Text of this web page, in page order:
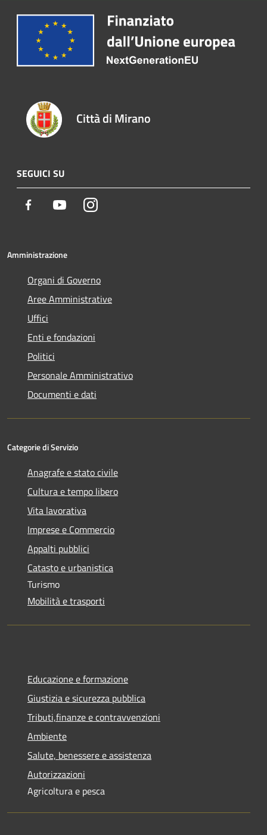
Città di Mirano
SEGUICI SU
Facebook YoutubeInstagram
Amministrazione
Organi di Governo
Aree Amministrative
Uffici
Enti e fondazioni
Politici
Personale Amministrativo
Documenti e dati
Categorie di Servizio
Anagrafe e stato civile
Cultura e tempo libero
Vita lavorativa
Imprese e Commercio
Appalti pubblici
Catasto e urbanistica
Turismo
Mobilità e trasporti
Educazione e formazione
Giustizia e sicurezza pubblica
Tributi,finanze e contravvenzioni
Ambiente
Salute, benessere e assistenza
Autorizzazioni
Agricoltura e pesca